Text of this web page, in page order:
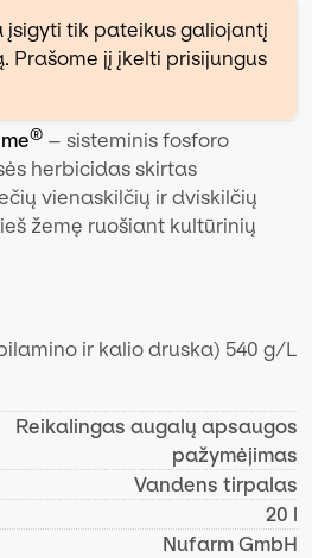
įsigyti tik pateikus galiojantį
Prašome jį įkelti prisijungus
® – sisteminis fosforo
herbicidas skirtas
vienaskilčių ir dviskilčių
žemę ruošiant kultūrinių
ir kalio druska) 540 g/L
Reikalingas augalų apsaugos
pažymėjimas
Vandens tirpalas
20 l
Nufarm GmbH